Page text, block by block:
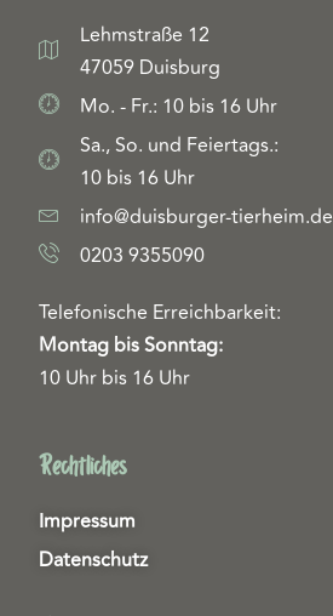
Lehmstraße 12
47059 Duisburg
Mo. - Fr.: 10 bis 16 Uhr
Sa., So. und Feiertags.:
10 bis 16 Uhr
info@duisburger-tierheim.de
0203 9355090
Telefonische Erreichbarkeit:
Montag bis Sonntag:
10 Uhr bis 16 Uhr
Rechtliches
Impressum
Datenschutz